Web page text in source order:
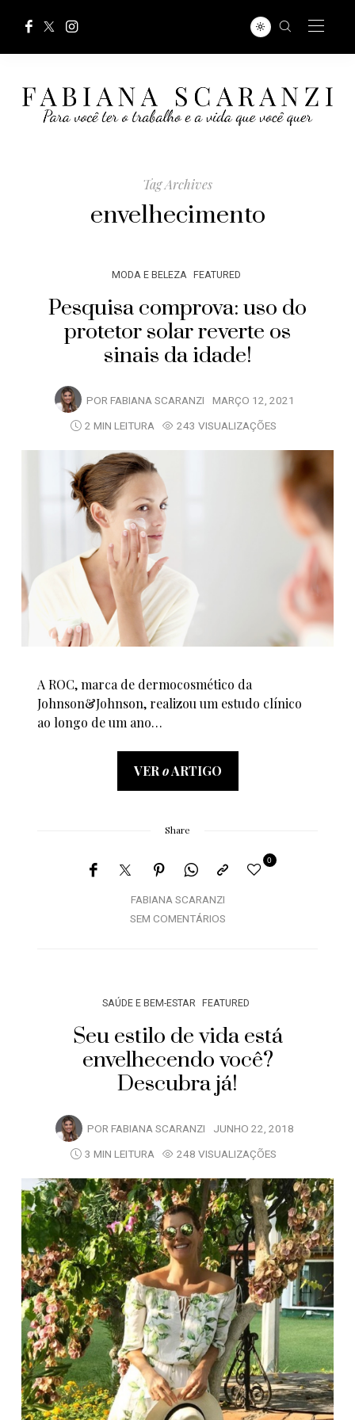
Tag Archives
envelhecimento
MODA E BELEZA FEATURED
Pesquisa comprova: uso do
protetor solar reverte os
sinais da idade!
POR FABIANA SCARANZI MARÇO 12, 2021
2 MIN LEITURA
243 VISUALIZAÇÕES
A ROC, marca de dermocosmético da
Johnson&Johnson, realizou um estudo clínico
ao longo de um ano…
VERoARTIGO
Share
FABIANA SCARANZI
0
SEM COMENTÁRIOS
SAÚDE E BEM-ESTAR FEATURED
Seu estilo de vida está
envelhecendo você?
Descubra já!
POR FABIANA SCARANZI JUNHO 22, 2018
3 MIN LEITURA
248 VISUALIZAÇÕES